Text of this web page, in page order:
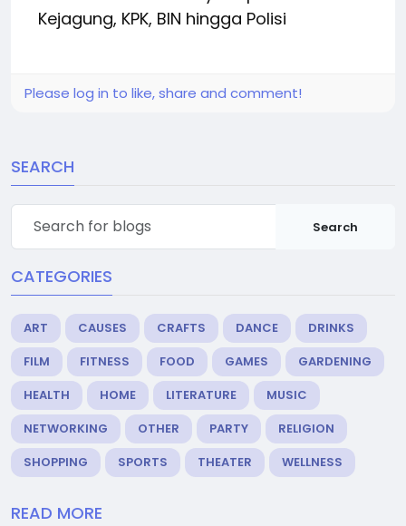
Kejagung, KPK, BIN hingga Polisi
Please log in to like, share and comment!
SEARCH
Search
CATEGORIES
ART CAUSES CRAFTS DANCE
DRINKS
FILM
FITNESS FOOD GAMES
GARDENING
HEALTH
HOME LITERATURE
MUSIC
NETWORKING
OTHER PARTY
RELIGION
SHOPPING
SPORTS THEATER WELLNESS
READ MORE